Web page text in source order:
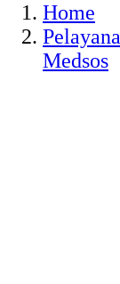
Home
Medsos